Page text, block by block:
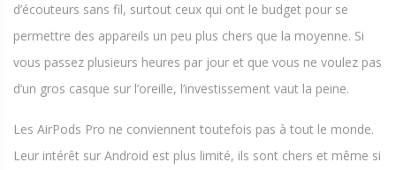
d’écouteurs sans fil, surtout ceux qui ont le budget pour se
permettre des appareils un peu plus chers que la moyenne. Si
vous passez plusieurs heures par jour et que vous ne voulez pas
d’un gros casque sur l’oreille, l’investissement vaut la peine.
Les AirPods Pro ne conviennent toutefois pas à tout le monde.
Leur intérêt sur Android est plus limité, ils sont chers et même si